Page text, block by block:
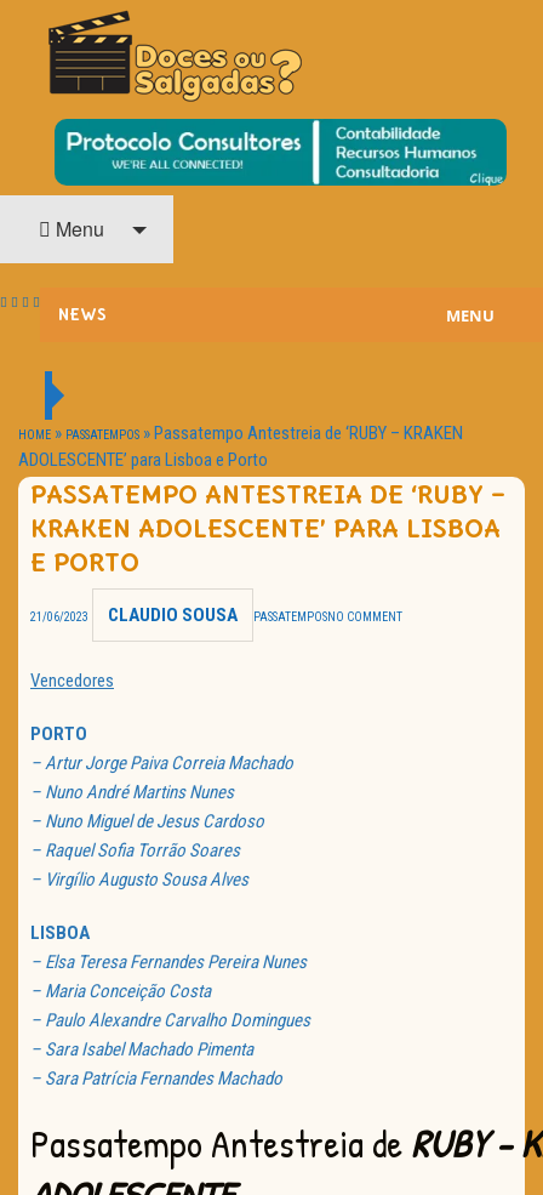
DOCES OU SALGADAS?
O Cinema? Uma Paixão!!
Menu
NEWS
HOME CINEMA
NOTA PESSOAL
MENU
HOME » PASSATEMPOS »Passatempo Antestreia de ‘RUBY – KRAKEN
ADOLESCENTE’ para Lisboa e Porto
PASSATEMPO ANTESTREIA DE ‘RUBY –
KRAKEN ADOLESCENTE’ PARA LISBOA
E PORTO
21/06/2023 CLAUDIO SOUSA PASSATEMPOSNO COMMENT
Vencedores
PORTO
– Artur Jorge Paiva Correia Machado
– Nuno André Martins Nunes
– Nuno Miguel de Jesus Cardoso
– Raquel Sofia Torrão Soares
– Virgílio Augusto Sousa Alves
LISBOA
– Elsa Teresa Fernandes Pereira Nunes
– Maria Conceição Costa
– Paulo Alexandre Carvalho Domingues
– Sara Isabel Machado Pimenta
– Sara Patrícia Fernandes Machado